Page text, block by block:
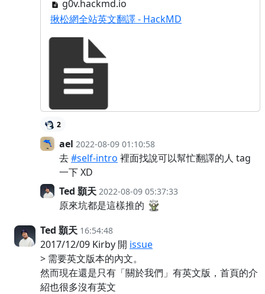
g0v.hackmd.io
揪松網全站英文翻譯 - HackMD
2
ael 2022-08-09 01:10:58
去#self-intro 裡面找說可以幫忙翻譯的人 tag
一下 XD
Ted 顥天 2022-08-09 05:37:33
原來坑都是這樣推的
Ted 顥天 16:54:48
2017/12/09 Kirby 開 issue
> 需要英文版本的內文。
然而現在還是只有「關於我們」有英文版，首頁的介
紹也很多沒有英文